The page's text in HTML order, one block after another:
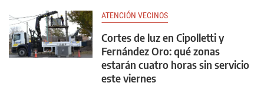
ATENCIÓN VECINOS
Cortes de luz en Cipolletti y
Fernández Oro: qué zonas
estarán cuatro horas sin servicio
este viernes